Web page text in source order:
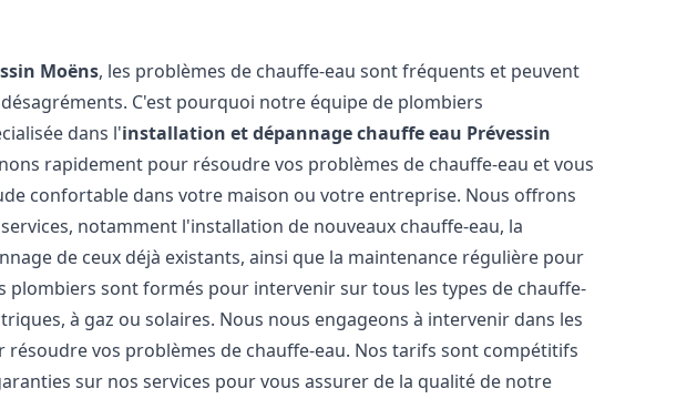
Moëns, les problèmes de chauffe-eau sont fréquents et peuvent
C'est pourquoi notre équipe de plombiers
dans l'installation et dépannage chauffe eau Prévessin
rapidement pour résoudre vos problèmes de chauffe-eau et vous
confortable dans votre maison ou votre entreprise. Nous offrons
notamment l'installation de nouveaux chauffe-eau, la
de ceux déjà existants, ainsi que la maintenance régulière pour
plombiers sont formés pour intervenir sur tous les types de chauffe-
à gaz ou solaires. Nous nous engageons à intervenir dans les
résoudre vos problèmes de chauffe-eau. Nos tarifs sont compétitifs
sur nos services pour vous assurer de la qualité de notre